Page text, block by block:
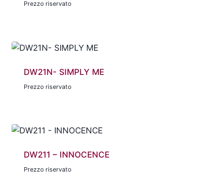
Prezzo riservato
DW21N- SIMPLY ME
Prezzo riservato
DW211 – INNOCENCE
Prezzo riservato